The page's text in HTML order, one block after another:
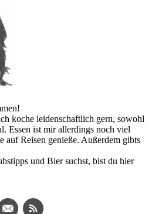
koche leidenschaftlich gern, sowohl
Essen ist mir allerdings noch viel
auf Reisen genieße. Außerdem gibts
und Bier suchst, bist du hier